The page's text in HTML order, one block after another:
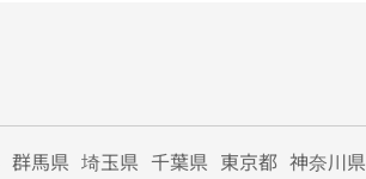
群馬県 埼玉県 千葉県 東京都 神奈川県